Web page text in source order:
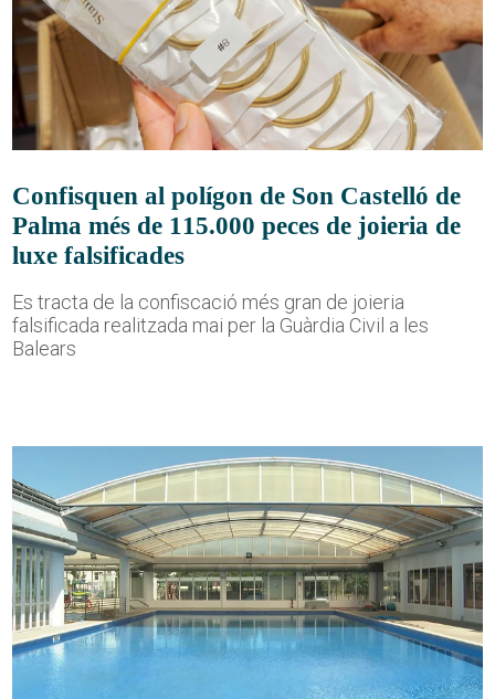
Confisquen al polígon de Son Castelló de
Palma més de 115.000 peces de joieria de
luxe falsificades
Es tracta de la confiscació més gran de joieria
falsificada realitzada mai per la Guàrdia Civil a les
Balears